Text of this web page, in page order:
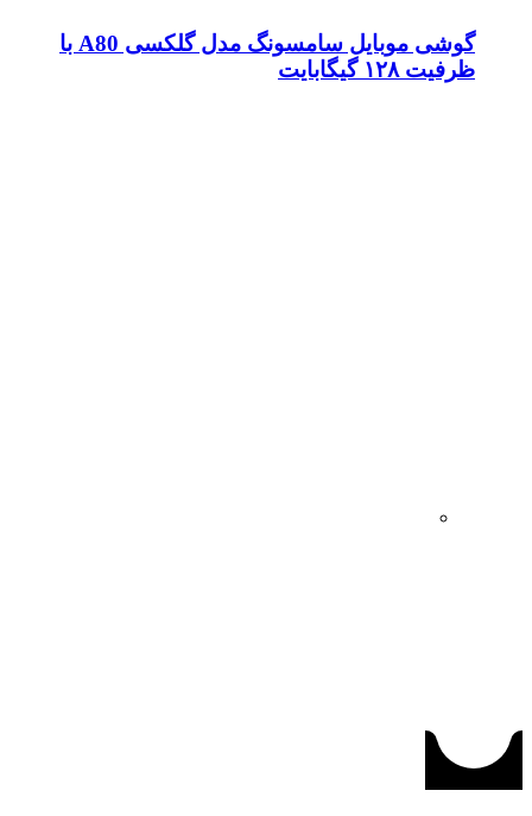
گوشی موبایل سامسونگ مدل گلکسی A80 با
ظرفیت ۱۲۸ گیگابایت